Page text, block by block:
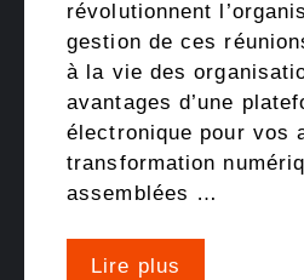
révolutionnent
gestion de ces
à la vie des
avantages d’une
électronique pour vos
transformation
assemblées …
Lire plus